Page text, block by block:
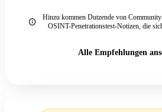
Hinzu kommen Dutzende von
OSINT-Penetrationstest-Notizen, die
Alle Empfehlungen